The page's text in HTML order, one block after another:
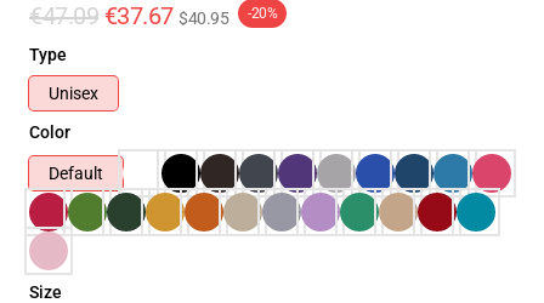
€47.09 €37.67 $40.95 -20%
Type
Unisex
Color
Default
Size